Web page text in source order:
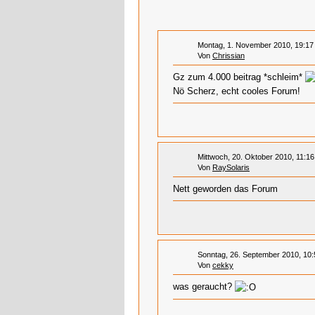
Montag, 1. November 2010, 19:17
Von Chrissian
Gz zum 4.000 beitrag *schleim*
Nö Scherz, echt cooles Forum!
Mittwoch, 20. Oktober 2010, 11:16
Von RaySolaris
Nett geworden das Forum
Sonntag, 26. September 2010,
Von cekky
was geraucht?